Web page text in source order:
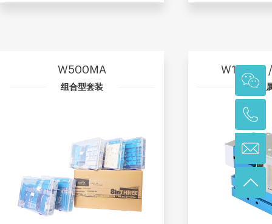
W500MA
组合型套装
W101MA
全金